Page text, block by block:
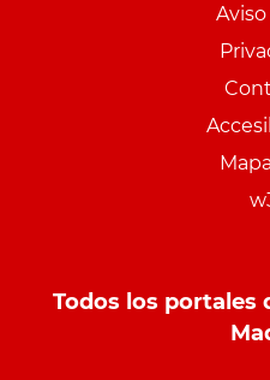
Aviso
Todos los portales